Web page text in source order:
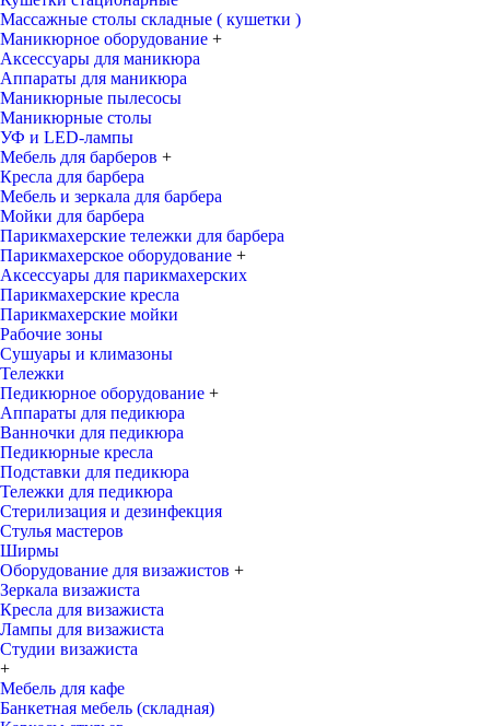
Массажные столы складные ( кушетки )
Маникюрное оборудование +
Аксессуары для маникюра
Аппараты для маникюра
Маникюрные пылесосы
Маникюрные столы
УФ и LED-лампы
Мебель для барберов +
Кресла для барбера
Мебель и зеркала для барбера
Мойки для барбера
Парикмахерские тележки для барбера
Парикмахерское оборудование +
Аксессуары для парикмахерских
Парикмахерские кресла
Парикмахерские мойки
Рабочие зоны
Сушуары и климазоны
Тележки
Педикюрное оборудование +
Аппараты для педикюра
Ванночки для педикюра
Педикюрные кресла
Подставки для педикюра
Тележки для педикюра
Стерилизация и дезинфекция
Стулья мастеров
Ширмы
Оборудование для визажистов +
Зеркала визажиста
Кресла для визажиста
Лампы для визажиста
Студии визажиста
+
Мебель для кафе
Банкетная мебель (складная)